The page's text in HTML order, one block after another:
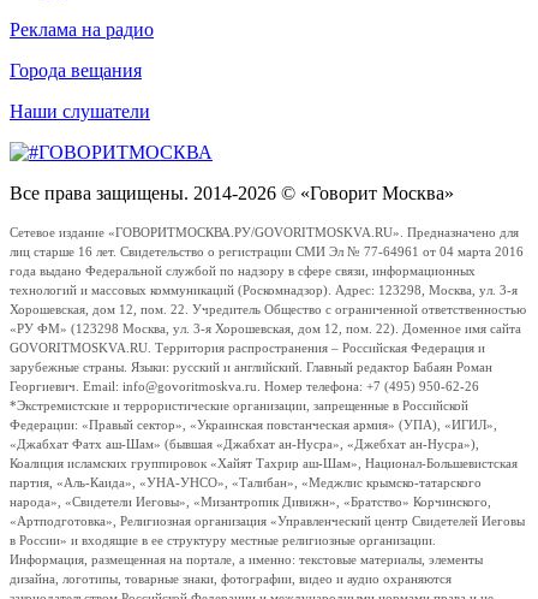
Реклама на радио
Города вещания
Наши слушатели
Все права защищены. 2014-2026 © «Говорит Москва»
Сетевое издание «ГОВОРИТМОСКВА.РУ/GOVORITMOSKVA.RU». Предназначено для
лиц старше 16 лет. Свидетельство о регистрации СМИ Эл № 77-64961 от 04 марта 2016
года выдано Федеральной службой по надзору в сфере связи, информационных
технологий и массовых коммуникаций (Роскомнадзор). Адрес: 123298, Москва, ул. 3-я
Хорошевская, дом 12, пом. 22. Учредитель Общество с ограниченной ответственностью
«РУ ФМ» (123298 Москва, ул. 3-я Хорошевская, дом 12, пом. 22). Доменное имя сайта
GOVORITMOSKVA.RU. Территория распространения – Российская Федерация и
зарубежные страны. Языки: русский и английский. Главный редактор Бабаян Роман
Георгиевич. Email: info@govoritmoskva.ru. Номер телефона: +7 (495) 950-62-26
*Экстремистские и террористические организации, запрещенные в Российской
Федерации: «Правый сектор», «Украинская повстанческая армия» (УПА), «ИГИЛ»,
«Джабхат Фатх аш-Шам» (бывшая «Джабхат ан-Нусра», «Джебхат ан-Нусра»),
Коалиция исламских группировок «Хайят Тахрир аш-Шам», Национал-Большевистская
партия, «Аль-Каида», «УНА-УНСО», «Талибан», «Меджлис крымско-татарского
народа», «Свидетели Иеговы», «Мизантропик Дивижн», «Братство» Корчинского,
«Артподготовка», Религиозная организация «Управленческий центр Свидетелей Иеговы
в России» и входящие в ее структуру местные религиозные организации.
Информация, размещенная на портале, а именно: текстовые материалы, элементы
дизайна, логотипы, товарные знаки, фотографии, видео и аудио охраняются